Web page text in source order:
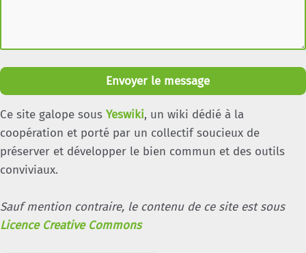
Envoyer le message
Ce site galope sous Yeswiki, un wiki dédié à la
coopération et porté par un collectif soucieux de
préserver et développer le bien commun et des outils
conviviaux.
Sauf mention contraire, le contenu de ce site est sous
Licence Creative Commons